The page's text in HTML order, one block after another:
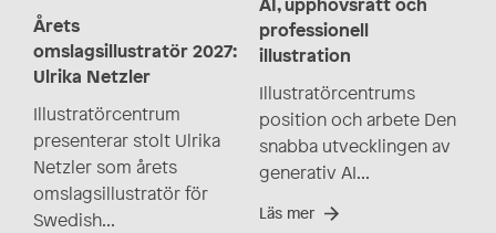
Årets
omslagsillustratör 2027:
Ulrika Netzler
Illustratörcentrum
presenterar stolt Ulrika
Netzler som årets
omslagsillustratör för
Swedish...
professionell
illustration
Illustratörcentrums
position och arbete Den
snabba utvecklingen av
generativ AI...
Läs mer